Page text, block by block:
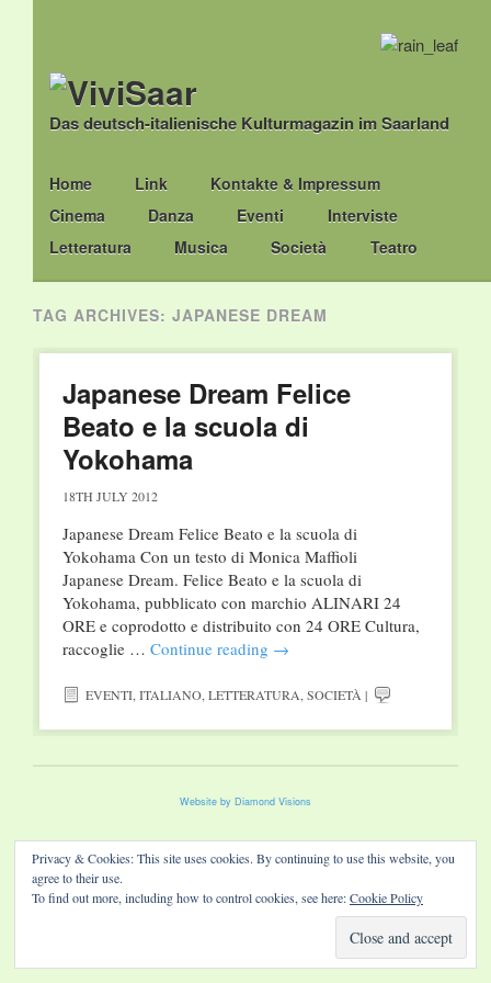
Das deutsch-italienische Kulturmagazin im Saarland
Main menu
Skip
to
content
Home Link
Kontakte & Impressum
Cinema
Danza Eventi
Interviste
Letteratura
Musica Società Teatro
TAG ARCHIVES: JAPANESE DREAM
Japanese Dream Felice
Beato e la scuola di
Yokohama
18TH JULY 2012
Japanese Dream Felice Beato e la scuola di
Yokohama Con un testo di Monica Maffioli
Japanese Dream. Felice Beato e la scuola di
Yokohama, pubblicato con marchio ALINARI 24
ORE e coprodotto e distribuito con 24 ORE Cultura,
raccoglie … Continue reading →
EVENTI,ITALIANO,LETTERATURA,SOCIETÀ |
Website by Diamond Visions
Privacy & Cookies: This site uses cookies. By continuing to use this website, you
agree to their use.
To find out more, including how to control cookies, see here:Cookie Policy